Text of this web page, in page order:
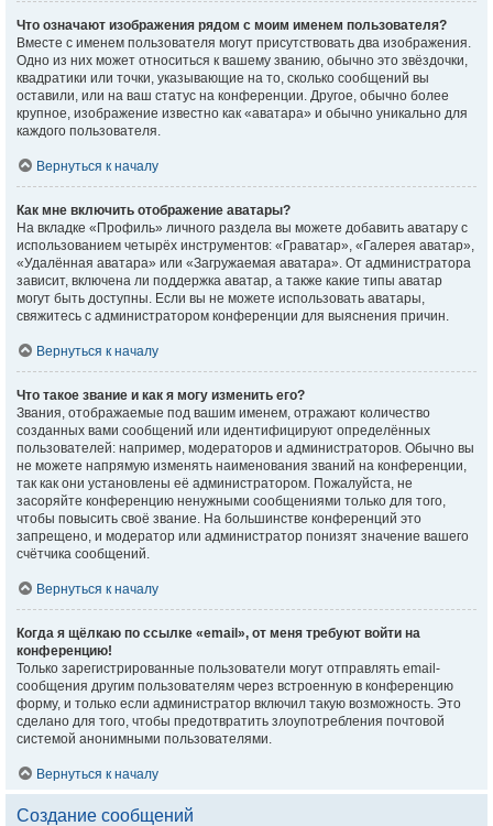
Что означают изображения рядом с моим именем пользователя?
Вместе с именем пользователя могут присутствовать два изображения.
Одно из них может относиться к вашему званию, обычно это звёздочки,
квадратики или точки, указывающие на то, сколько сообщений вы
оставили, или на ваш статус на конференции. Другое, обычно более
крупное, изображение известно как «аватара» и обычно уникально для
каждого пользователя.
Вернуться к началу
Как мне включить отображение аватары?
На вкладке «Профиль» личного раздела вы можете добавить аватару с
использованием четырёх инструментов: «Граватар», «Галерея аватар»,
«Удалённая аватара» или «Загружаемая аватара». От администратора
зависит, включена ли поддержка аватар, а также какие типы аватар
могут быть доступны. Если вы не можете использовать аватары,
свяжитесь с администратором конференции для выяснения причин.
Вернуться к началу
Что такое звание и как я могу изменить его?
Звания, отображаемые под вашим именем, отражают количество
созданных вами сообщений или идентифицируют определённых
пользователей: например, модераторов и администраторов. Обычно вы
не можете напрямую изменять наименования званий на конференции,
так как они установлены её администратором. Пожалуйста, не
засоряйте конференцию ненужными сообщениями только для того,
чтобы повысить своё звание. На большинстве конференций это
запрещено, и модератор или администратор понизят значение вашего
счётчика сообщений.
Вернуться к началу
Когда я щёлкаю по ссылке «email», от меня требуют войти на
конференцию!
Только зарегистрированные пользователи могут отправлять email-
сообщения другим пользователям через встроенную в конференцию
форму, и только если администратор включил такую возможность. Это
сделано для того, чтобы предотвратить злоупотребления почтовой
системой анонимными пользователями.
Вернуться к началу
Создание сообщений